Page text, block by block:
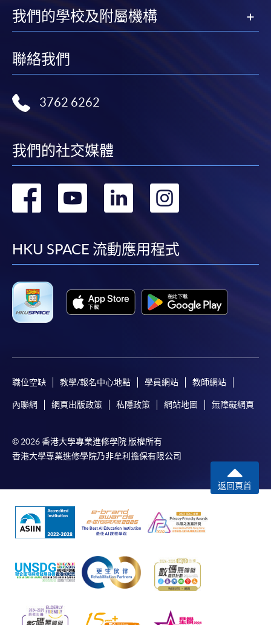
我們的學校及附屬機構
聯絡我們
3762 6262
我們的社交媒體
轉
facebook
轉
youtube
轉
linkedin
HKU SPACE 流動應用程式
職位空缺 教學/報名中心地點 學員網站 教師網站
內聯網 網頁出版政策 私隱政策 網站地圖 無障礙網頁
© 2026 香港大學專業進修學院 版權所有
香港大學專業進修學院乃非牟利擔保有限公司
返回頁首